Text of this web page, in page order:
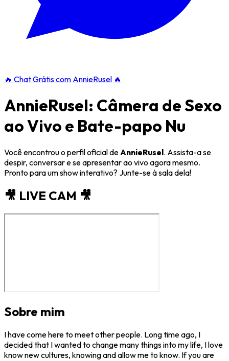
🔥 Chat Grátis com AnnieRusel 🔥
AnnieRusel: Câmera de Sexo
ao Vivo e Bate-papo Nu
Você encontrou o perfil oficial de AnnieRusel. Assista-a se
despir, conversar e se apresentar ao vivo agora mesmo.
Pronto para um show interativo? Junte-se à sala dela!
🎥 LIVE CAM 🎥
Sobre mim
I have come here to meet other people. Long time ago, I
decided that I wanted to change many things into my life, I love
know new cultures, knowing and allow me to know. If you are